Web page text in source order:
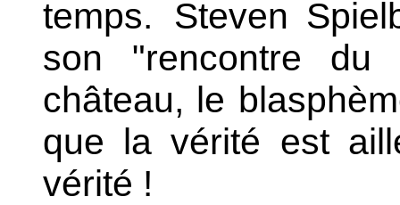
temps.
Steven
son "rencontre du
château, le
que la vérité est
vérité !